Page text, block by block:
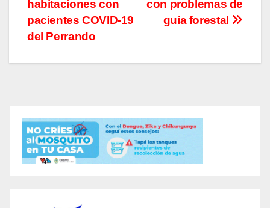
entradas
con problemas de
guía forestal
habitaciones con
pacientes COVID-19
del Perrando